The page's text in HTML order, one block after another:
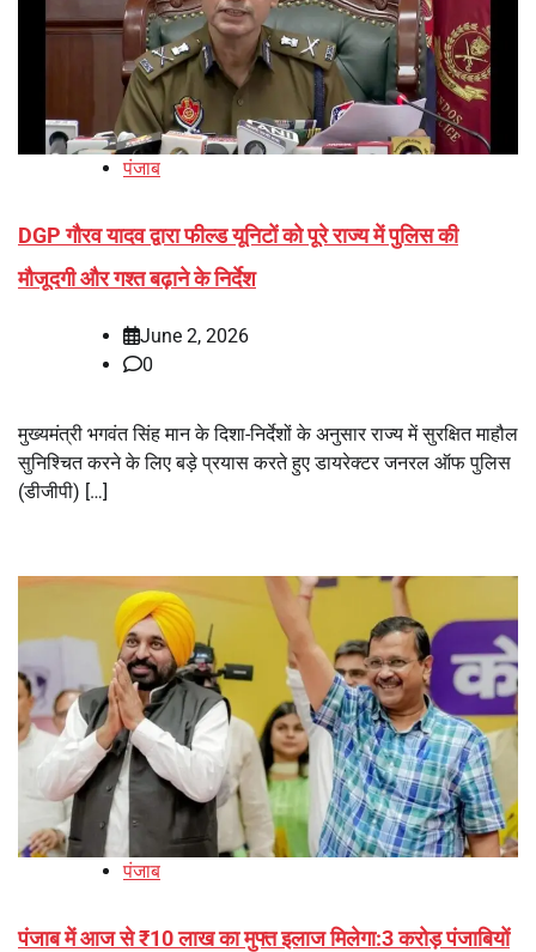
पंजाब
DGP गौरव यादव द्वारा फील्ड यूनिटों को पूरे राज्य में पुलिस की
मौजूदगी और गश्त बढ़ाने के निर्देश
June 2, 2026
0
मुख्यमंत्री भगवंत सिंह मान के दिशा-निर्देशों के अनुसार राज्य में सुरक्षित माहौल
सुनिश्चित करने के लिए बड़े प्रयास करते हुए डायरेक्टर जनरल ऑफ पुलिस
(डीजीपी) […]
पंजाब
पंजाब में आज से ₹10 लाख का मुफ्त इलाज मिलेगा:3 करोड़ पंजाबियों